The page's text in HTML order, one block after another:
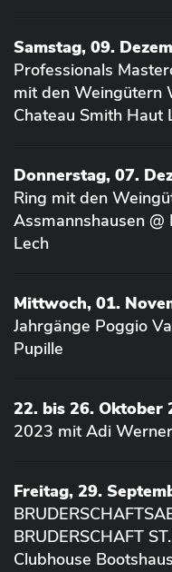
Samstag, 09.
Professionals
mit den Weingütern
Chateau Smith Haut
Donnerstag, 07.
Ring mit den
Assmannshausen @
Lech
Mittwoch, 01.
Jahrgänge Poggio
Pupille
22. bis 26. Oktober
2023 mit Adi
Freitag, 29.
BRUDERSCHAFT
Clubhouse